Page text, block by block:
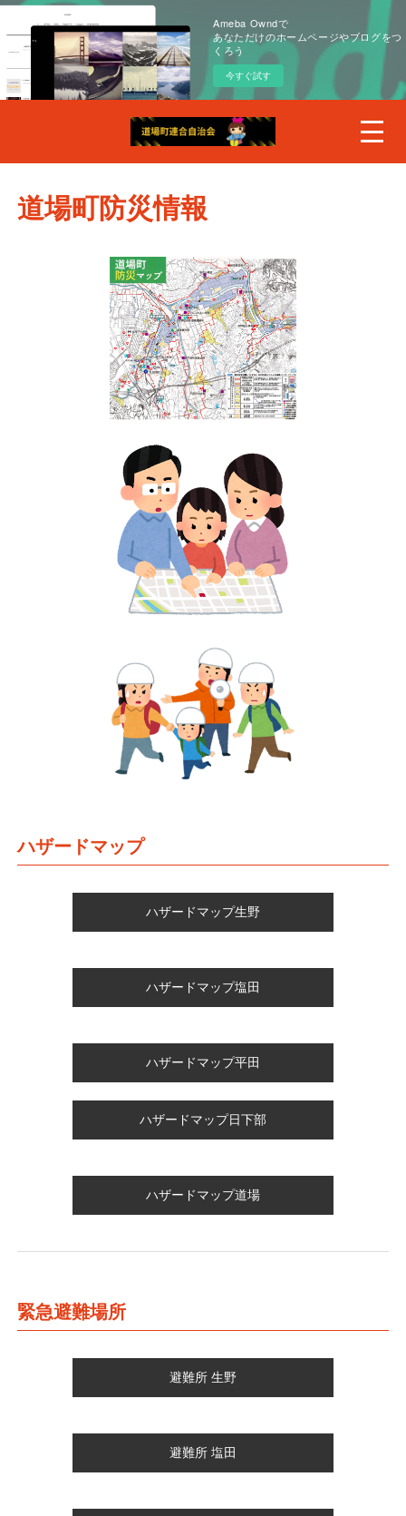
Ameba Owndで
あなただけのホームページやブログをつ
くろう
今すぐ試す
道場町防災情報
ハザードマップ
ハザードマップ生野
ハザードマップ塩田
ハザードマップ平田
ハザードマップ日下部
ハザードマップ道場
緊急避難場所
避難所 生野
避難所 塩田